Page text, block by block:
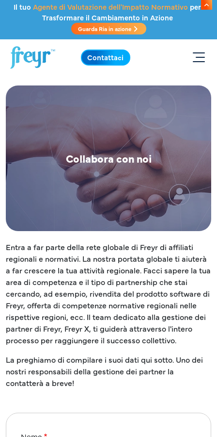
Salta al contenuto principale
Il tuo Agente di Valutazione dell'Impatto Normativo per
Trasformare il Cambiamento in Azione
Guarda Ria in azione
.
Contattaci
Collabora con noi
Entra a far parte della rete globale di Freyr di affiliati
regionali e normativi. La nostra portata globale ti aiuterà
a far crescere la tua attività regionale. Facci sapere la tua
area di competenza e il tipo di partnership che stai
cercando, ad esempio, rivendita del prodotto software di
Freyr, offerta di competenze normative regionali nelle
rispettive regioni, ecc. Il team dedicato alla gestione dei
partner di Freyr, Freyr X, ti guiderà attraverso l'intero
processo per raggiungere il successo collettivo.
La preghiamo di compilare i suoi dati qui sotto. Uno dei
nostri responsabili della gestione dei partner la
contatterà a breve!